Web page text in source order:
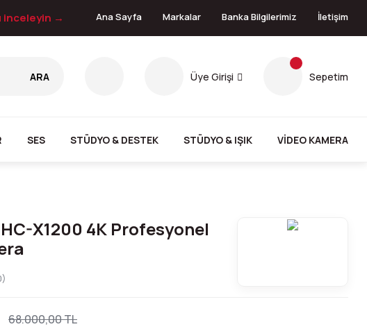
inceleyin → Ana Sayfa Markalar Banka Bilgilerimiz İletişim
ARA Üye Girişi Sepetim
SES STÜDYO & DESTEK STÜDYO & IŞIK VİDEO KAMERA
X1200 4K Profesyonel
68.000,00 TL